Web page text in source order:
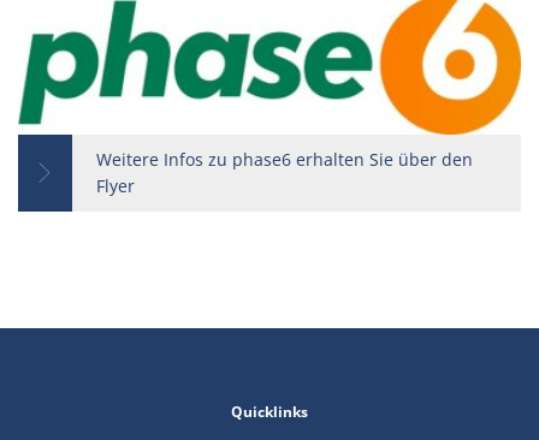
Weitere Infos zu phase6 erhalten Sie über den
Flyer
Quicklinks